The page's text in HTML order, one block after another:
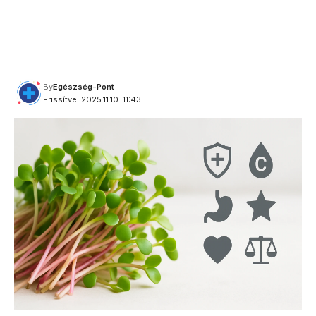
Frissítve: 2025.11.10. 11:43
ByEgészség-Pont